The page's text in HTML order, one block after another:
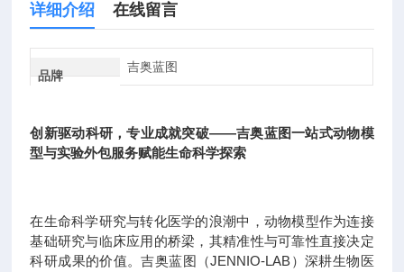
详细介绍 在线留言
品牌
吉奥蓝图
创新驱动科研，专业成就突破——吉奥蓝图一站式动物模
型与实验外包服务赋能生命科学探索
在生命科学研究与转化医学的浪潮中，动物模型作为连接
基础研究与临床应用的桥梁，其精准性与可靠性直接决定
科研成果的价值。吉奥蓝图（JENNIO-LAB）深耕生物医